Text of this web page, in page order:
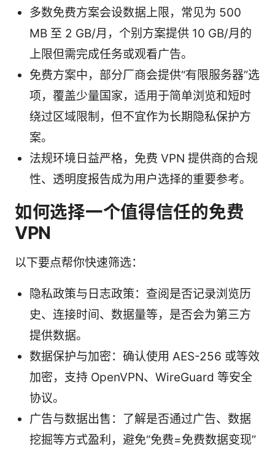
多数免费方案会设数据上限，常见为 500
MB 至 2 GB/月，个别方案提供 10 GB/月的
上限但需完成任务或观看广告。
免费方案中，部分厂商会提供“有限服务器”选
项，覆盖少量国家，适用于简单浏览和短时
绕过区域限制，但不宜作为长期隐私保护方
案。
法规环境日益严格，免费 VPN 提供商的合规
性、透明度报告成为用户选择的重要参考。
如何选择一个值得信任的免费
VPN
以下要点帮你快速筛选：
隐私政策与日志政策：查阅是否记录浏览历
史、连接时间、数据量等，是否会为第三方
提供数据。
数据保护与加密：确认使用 AES-256 或等效
加密，支持 OpenVPN、WireGuard 等安全
协议。
广告与数据出售：了解是否通过广告、数据
挖掘等方式盈利，避免“免费=免费数据变现”